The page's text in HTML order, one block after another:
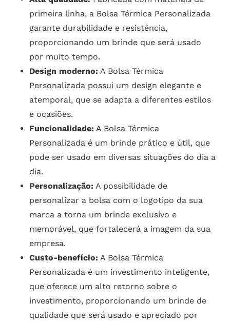
primeira linha, a Bolsa Térmica Personalizada
garante durabilidade e resistência,
proporcionando um brinde que será usado
por muito tempo.
Design moderno: A Bolsa Térmica
Personalizada possui um design elegante e
atemporal, que se adapta a diferentes estilos
e ocasiões.
Funcionalidade: A Bolsa Térmica
Personalizada é um brinde prático e útil, que
pode ser usado em diversas situações do dia a
dia.
Personalização: A possibilidade de
personalizar a bolsa com o logotipo da sua
marca a torna um brinde exclusivo e
memorável, que fortalecerá a imagem da sua
empresa.
Custo-benefício: A Bolsa Térmica
Personalizada é um investimento inteligente,
que oferece um alto retorno sobre o
investimento, proporcionando um brinde de
qualidade que será usado e apreciado por